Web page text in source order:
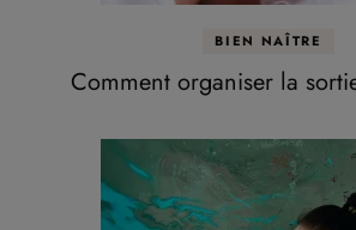
BIEN NAÎTRE
Comment organiser la